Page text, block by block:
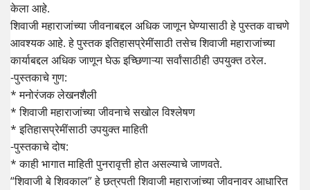
केला आहे.
शिवाजी महाराजांच्या जीवनाबद्दल अधिक जाणून घेण्यासाठी हे पुस्तक वाचणे
आवश्यक आहे. हे पुस्तक इतिहासप्रेमींसाठी तसेच शिवाजी महाराजांच्या
कार्याबद्दल अधिक जाणून घेऊ इच्छिणाऱ्या सर्वांसाठीही उपयुक्त ठरेल.
-पुस्तकाचे गुण:
* मनोरंजक लेखनशैली
* शिवाजी महाराजांच्या जीवनाचे सखोल विश्लेषण
* इतिहासप्रेमींसाठी उपयुक्त माहिती
-पुस्तकाचे दोष:
* काही भागात माहिती पुनरावृत्ती होत असल्याचे जाणवते.
“शिवाजी बे शिवकाल” हे छत्रपती शिवाजी महाराजांच्या जीवनावर आधारित